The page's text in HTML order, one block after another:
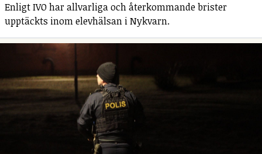
Enligt IVO har allvarliga och återkommande brister
upptäckts inom elevhälsan i Nykvarn.